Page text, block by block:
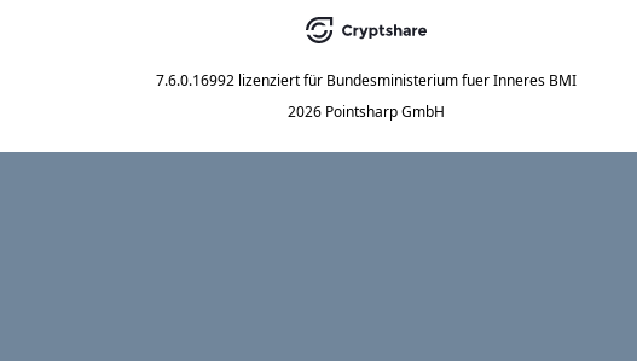
7.6.0.16992 lizenziert für Bundesministerium fuer Inneres BMI
2026 Pointsharp GmbH